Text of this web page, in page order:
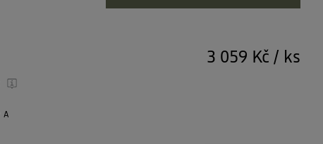
3 059 Kč / ks
A